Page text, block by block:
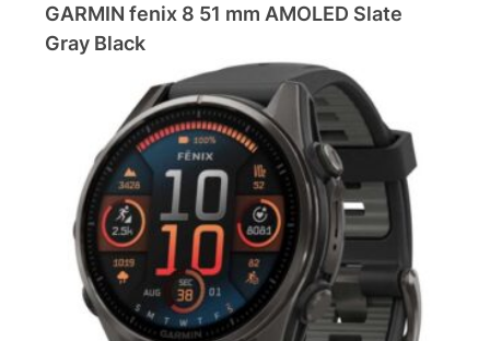
GARMIN fenix 8 51 mm AMOLED Slate
Gray Black